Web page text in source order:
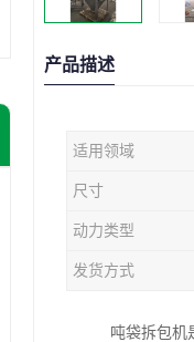
产品描述
适用领域
尺寸
动力类型
发货方式
吨袋拆包机